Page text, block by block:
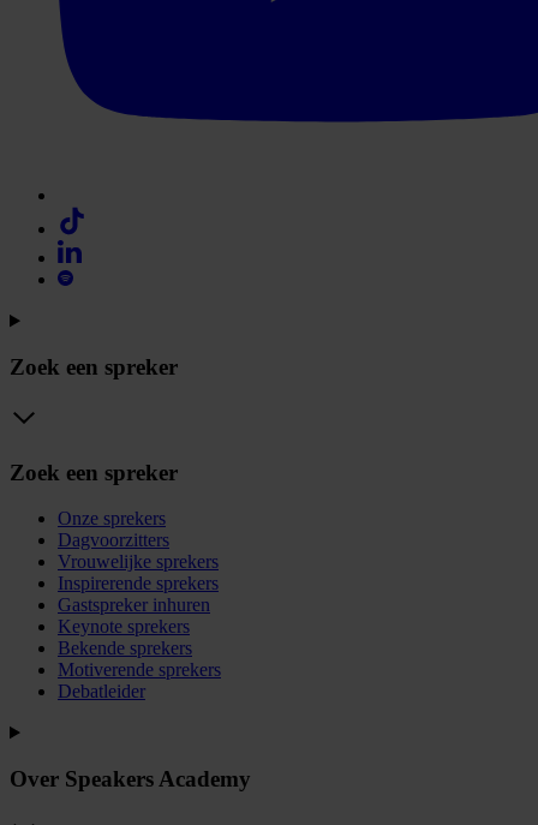
Zoek een spreker
Zoek een spreker
Onze sprekers
Dagvoorzitters
Vrouwelijke sprekers
Inspirerende sprekers
Gastspreker inhuren
Keynote sprekers
Bekende sprekers
Motiverende sprekers
Debatleider
Over Speakers Academy